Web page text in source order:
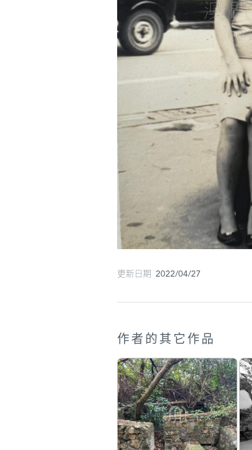
更新日期 2022/04/27
作者的其它作品